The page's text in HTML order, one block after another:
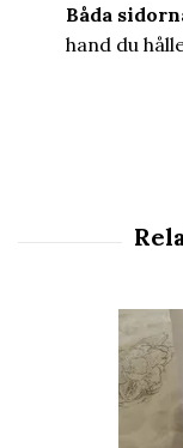
Båda
hand du